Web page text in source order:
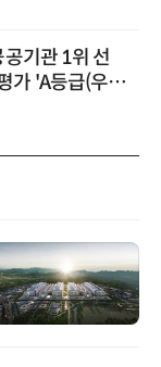
기관 1위 선
'A등급(우수)'